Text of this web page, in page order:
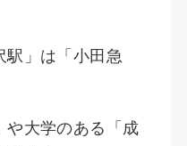
駅」は「小田急
や大学のある「成